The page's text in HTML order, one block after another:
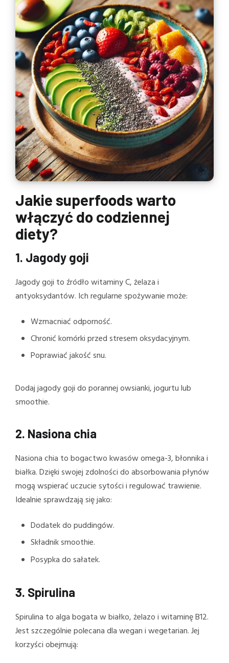
Jakie superfoods warto
włączyć do codziennej
diety?
1. Jagody goji
Jagody goji to źródło witaminy C, żelaza i
antyoksydantów. Ich regularne spożywanie może:
Wzmacniać odporność.
Chronić komórki przed stresem oksydacyjnym.
Poprawiać jakość snu.
Dodaj jagody goji do porannej owsianki, jogurtu lub
smoothie.
2. Nasiona chia
Nasiona chia to bogactwo kwasów omega-3, błonnika i
białka. Dzięki swojej zdolności do absorbowania płynów
mogą wspierać uczucie sytości i regulować trawienie.
Idealnie sprawdzają się jako:
Dodatek do puddingów.
Składnik smoothie.
Posypka do sałatek.
3. Spirulina
Spirulina to alga bogata w białko, żelazo i witaminę B12.
Jest szczególnie polecana dla wegan i wegetarian. Jej
korzyści obejmują: